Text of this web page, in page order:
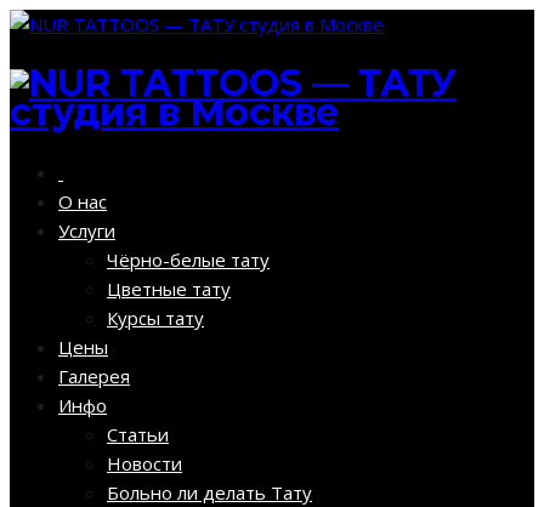
О нас
Услуги
Чёрно-белые тату
Цветные тату
Курсы тату
Цены
Галерея
Инфо
Статьи
Новости
Больно ли делать Тату